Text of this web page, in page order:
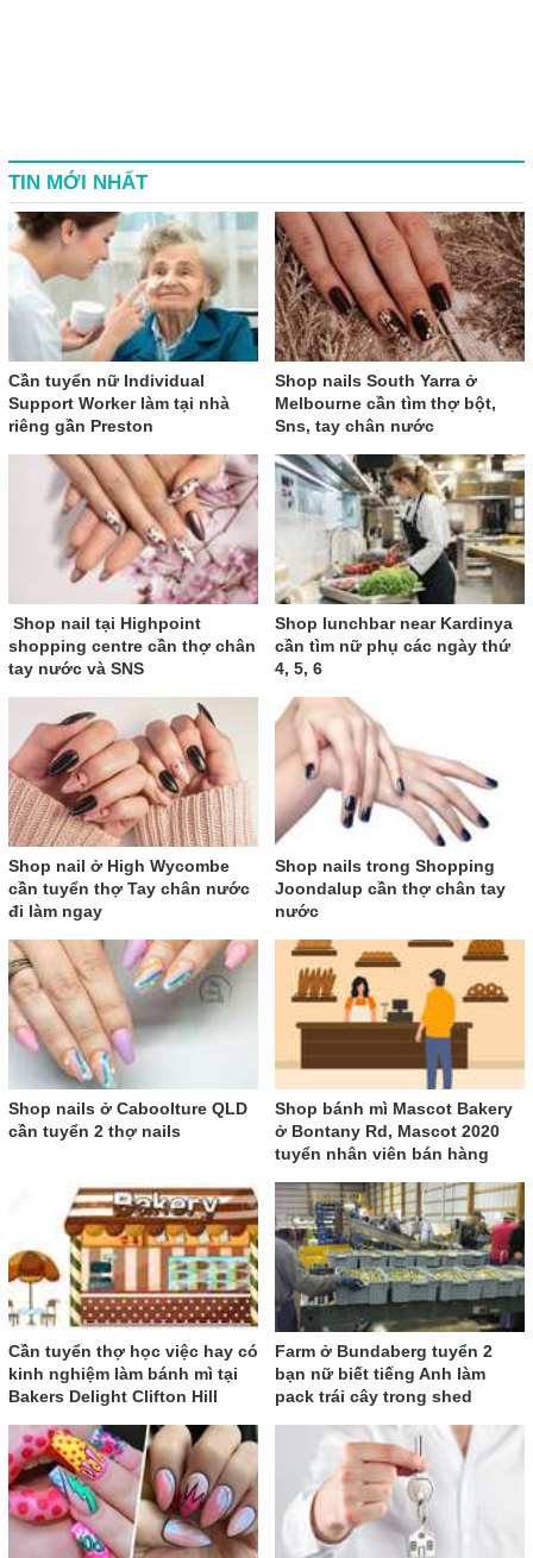
TIN MỚI NHẤT
Cần tuyển nữ Individual
Support Worker làm tại nhà
riêng gần Preston
Shop nails South Yarra ở
Melbourne cần tìm thợ bột,
Sns, tay chân nước
Shop nail tại Highpoint
shopping centre cần thợ chân
tay nước và SNS
Shop lunchbar near Kardinya
cần tìm nữ phụ các ngày thứ
4, 5, 6
Shop nail ở High Wycombe
cần tuyển thợ Tay chân nước
đi làm ngay
Shop nails trong Shopping
Joondalup cần thợ chân tay
nước
Shop nails ở Caboolture QLD
cần tuyển 2 thợ nails
Shop bánh mì Mascot Bakery
ở Bontany Rd, Mascot 2020
tuyển nhân viên bán hàng
Cần tuyển thợ học việc hay có
kinh nghiệm làm bánh mì tại
Bakers Delight Clifton Hill
Farm ở Bundaberg tuyển 2
bạn nữ biết tiếng Anh làm
pack trái cây trong shed